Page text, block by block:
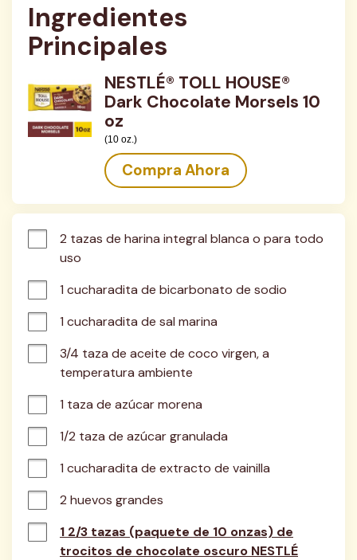
Ingredientes
Principales
NESTLÉ® TOLL HOUSE®
Dark Chocolate Morsels 10
oz
(10 oz.)
Compra Ahora
2 tazas de harina integral blanca o para todo
uso
1 cucharadita de bicarbonato de sodio
1 cucharadita de sal marina
3/4 taza de aceite de coco virgen, a
temperatura ambiente
1 taza de azúcar morena
1/2 taza de azúcar granulada
1 cucharadita de extracto de vainilla
2 huevos grandes
1 2/3 tazas (paquete de 10 onzas) de
trocitos de chocolate oscuro NESTLÉ